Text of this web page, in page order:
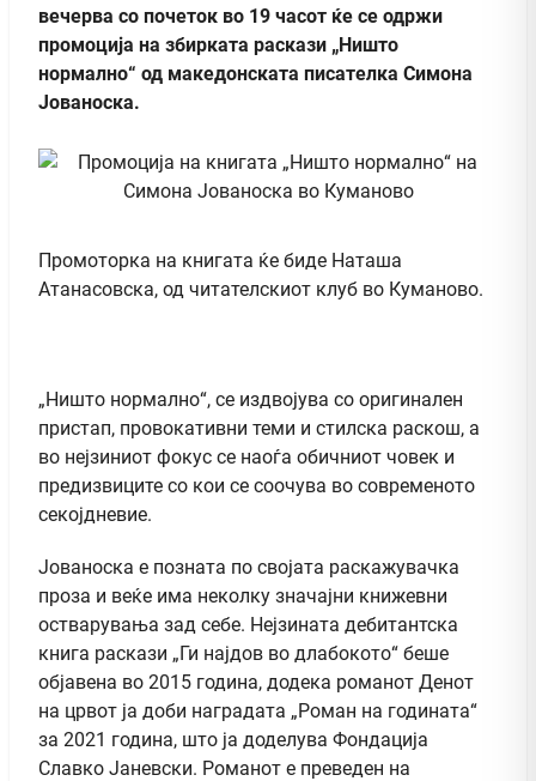
вечерва со почеток во 19 часот ќе се одржи
промоција на збирката раскази „Ништо
нормално“ од македонската писателка Симона
Јованоска.
Промоторка на книгата ќе биде Наташа
Атанасовска, од читателскиот клуб во Куманово.
„Ништо нормално“, се издвојува со оригиналeн
пристап, провокативни теми и стилска раскош, а
во нејзиниот фокус се наоѓа обичниот човек и
предизвиците со кои се соочува во современото
секојдневие.
Јованоска е позната по својата раскажувачка
проза и веќе има неколку значајни книжевни
остварувања зад себе. Нејзината дебитантска
книга раскази „Ги најдов во длабокото“ беше
објавена во 2015 година, додека романот Денот
на црвот ја доби наградата „Роман на годината“
за 2021 година, што ја доделува Фондација
Славко Јаневски. Романот е преведен на